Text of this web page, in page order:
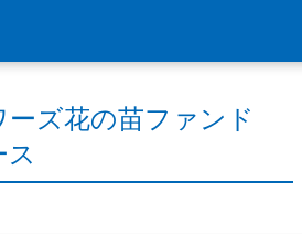
ーズ花の苗ファンド